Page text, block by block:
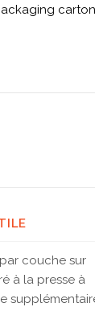
carton
couche sur
à la presse à